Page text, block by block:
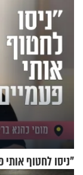
"ניסו לחטוף אותי